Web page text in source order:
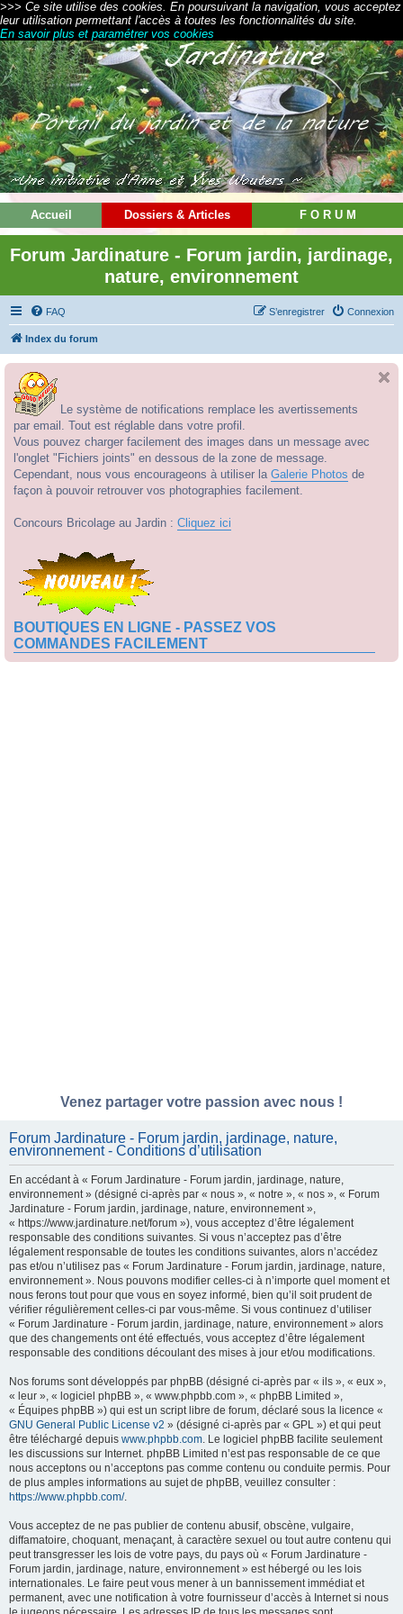
>>> Ce site utilise des cookies. En poursuivant la navigation, vous acceptez
leur utilisation permettant l'accès à toutes les fonctionnalités du site.
En savoir plus et paramétrer vos cookies
Accueil Dossiers & Articles F O R U M
Forum Jardinature - Forum jardin, jardinage,
nature, environnement
FAQ Connexion
S’enregistrer
Index du forum
Le système de notifications remplace les avertissements
par email. Tout est réglable dans votre profil.
Vous pouvez charger facilement des images dans un message avec
l'onglet "Fichiers joints" en dessous de la zone de message.
Cependant, nous vous encourageons à utiliser la Galerie Photos de
façon à pouvoir retrouver vos photographies facilement.
Concours Bricolage au Jardin : Cliquez ici
BOUTIQUES EN LIGNE - PASSEZ VOS
COMMANDES FACILEMENT
Venez partager votre passion avec nous !
Forum Jardinature - Forum jardin, jardinage, nature,
environnement - Conditions d’utilisation
En accédant à « Forum Jardinature - Forum jardin, jardinage, nature,
environnement » (désigné ci-après par « nous », « notre », « nos », « Forum
Jardinature - Forum jardin, jardinage, nature, environnement »,
« https://www.jardinature.net/forum »), vous acceptez d’être légalement
responsable des conditions suivantes. Si vous n’acceptez pas d’être
légalement responsable de toutes les conditions suivantes, alors n’accédez
pas et/ou n’utilisez pas « Forum Jardinature - Forum jardin, jardinage, nature,
environnement ». Nous pouvons modifier celles-ci à n’importe quel moment et
nous ferons tout pour que vous en soyez informé, bien qu’il soit prudent de
vérifier régulièrement celles-ci par vous-même. Si vous continuez d’utiliser
« Forum Jardinature - Forum jardin, jardinage, nature, environnement » alors
que des changements ont été effectués, vous acceptez d’être légalement
responsable des conditions découlant des mises à jour et/ou modifications.
Nos forums sont développés par phpBB (désigné ci-après par « ils », « eux »,
« leur », « logiciel phpBB », « www.phpbb.com », « phpBB Limited »,
« Équipes phpBB ») qui est un script libre de forum, déclaré sous la licence «
GNU General Public License v2 » (désigné ci-après par « GPL ») et qui peut
être téléchargé depuis www.phpbb.com. Le logiciel phpBB facilite seulement
les discussions sur Internet. phpBB Limited n’est pas responsable de ce que
nous acceptons ou n’acceptons pas comme contenu ou conduite permis. Pour
de plus amples informations au sujet de phpBB, veuillez consulter :
https://www.phpbb.com/.
Vous acceptez de ne pas publier de contenu abusif, obscène, vulgaire,
diffamatoire, choquant, menaçant, à caractère sexuel ou tout autre contenu qui
peut transgresser les lois de votre pays, du pays où « Forum Jardinature -
Forum jardin, jardinage, nature, environnement » est hébergé ou les lois
internationales. Le faire peut vous mener à un bannissement immédiat et
permanent, avec une notification à votre fournisseur d’accès à Internet si nous